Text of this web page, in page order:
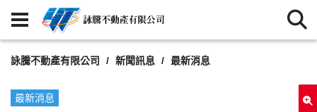
詠騰不動產有限公司 新聞訊息 最新消息
最新消息